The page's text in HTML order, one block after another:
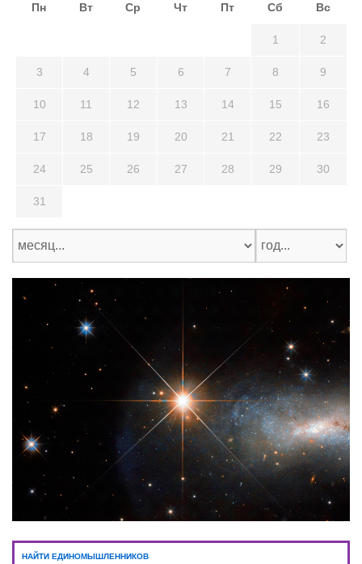
Пн Вт Ср Чт Пт Сб Вс
1 2
3 4 5 6 7 8 9
10 11 12 13 14 15 16
17 18 19 20 21 22 23
24 25 26 27 28 29 30
31
НАЙТИ ЕДИНОМЫШЛЕННИКОВ